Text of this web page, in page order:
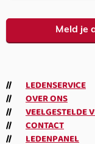
Meld je
LEDENSERVICE
OVER ONS
VEELGESTELDE
CONTACT
LEDENPANEL